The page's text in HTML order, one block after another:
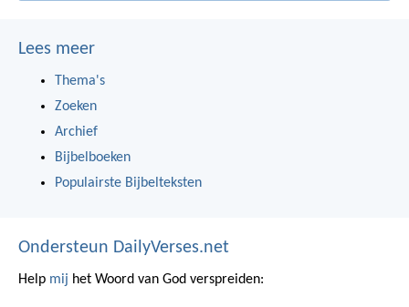
Lees meer
Thema's
Zoeken
Archief
Bijbelboeken
Populairste Bijbelteksten
Ondersteun DailyVerses.net
Help mij het Woord van God verspreiden: